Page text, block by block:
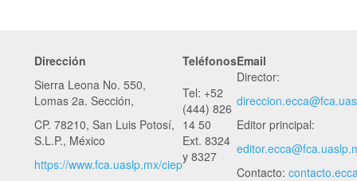
Dirección TeléfonosEmail
Sierra Leona No. 550,
Lomas 2a. Sección,
CP. 78210, San Luis Potosí,
S.L.P., México
https://www.fca.uaslp.mx/ciep
Tel: +52
(444) 826
14 50
Ext. 8324
y 8327
Director:
Editor principal:
editor.ecca
Contacto: